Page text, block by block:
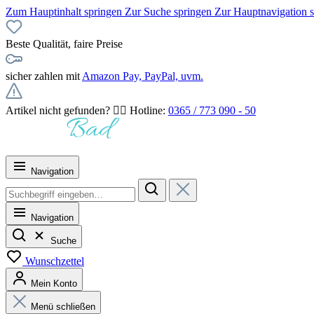
Zum Hauptinhalt springen Zur Suche springen Zur Hauptnavigation
Beste Qualität, faire Preise
sicher zahlen mit Amazon Pay, PayPal, uvm.
Artikel nicht gefunden? 👉🏻 Hotline: 0365 / 773 090 - 50
Navigation
Navigation
Suche
Wunschzettel
Mein Konto
Menü schließen